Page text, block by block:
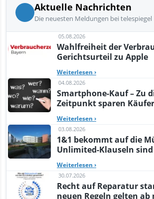
Aktuelle Nachrichten
Die neuesten Meldungen bei telespiegel
05.08.2026
Wahlfreiheit der
Gerichtsurteil zu Apple
Weiterlesen ›
04.08.2026
Smartphone-Kauf – Zu
Zeitpunkt sparen
Weiterlesen ›
03.08.2026
1&1 bekommt auf die
Unlimited-Klauseln
Weiterlesen ›
30.07.2026
Recht auf Reparatur
neuen Regeln gelten ab